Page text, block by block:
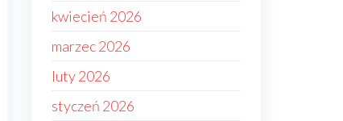
kwiecień 2026
marzec 2026
luty 2026
styczeń 2026